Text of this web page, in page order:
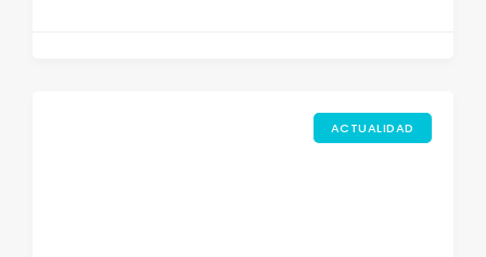
ACTUALIDAD